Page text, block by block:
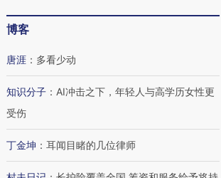
】走进第四届链博
数智科技“链”接产
【特别呈现】寻找100种
CFO
博客
唐涯 ： 多看少动
知识分子 ： AI冲击之下，年轻人与高学历女性更
受伤
丁金坤 ： 耳闻目睹的几位律师